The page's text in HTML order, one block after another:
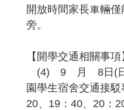
開放時間家長車輛
旁。
【開學交通相關事項
(4) 9 月 8日(日)
園學生宿舍交通接駁
20、19：40、20：